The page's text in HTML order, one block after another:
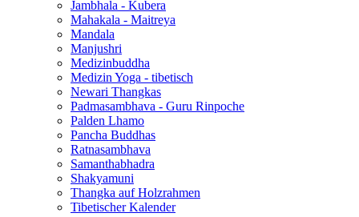
Jambhala - Kubera
Mahakala - Maitreya
Mandala
Manjushri
Medizinbuddha
Medizin Yoga - tibetisch
Newari Thangkas
Padmasambhava - Guru Rinpoche
Palden Lhamo
Pancha Buddhas
Ratnasambhava
Samanthabhadra
Shakyamuni
Thangka auf Holzrahmen
Tibetischer Kalender